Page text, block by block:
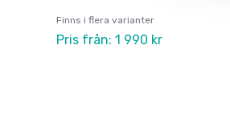
Finns i flera varianter
Pris från: 1 990 kr